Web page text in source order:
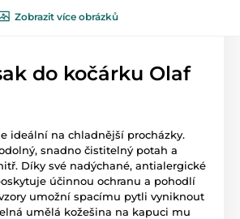
Zobrazit více obrázků
do kočárku Olaf
ideální na chladnější procházky.
snadno čistitelný potah a
Díky své nadýchané, antialergické
účinnou ochranu a pohodlí
umožní spacímu pytli vyniknout
umělá kožešina na kapuci mu